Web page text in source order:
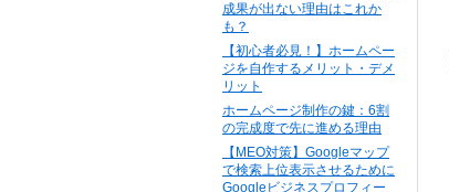
成果が出ない理由はこれか
も？
【初心者必見！】ホームペー
ジを自作するメリット・デメ
リット
ホームページ制作の鍵：6割
の完成度で先に進める理由
【MEO対策】Googleマップ
で検索上位表示させるために
Googleビジネスプロフィー